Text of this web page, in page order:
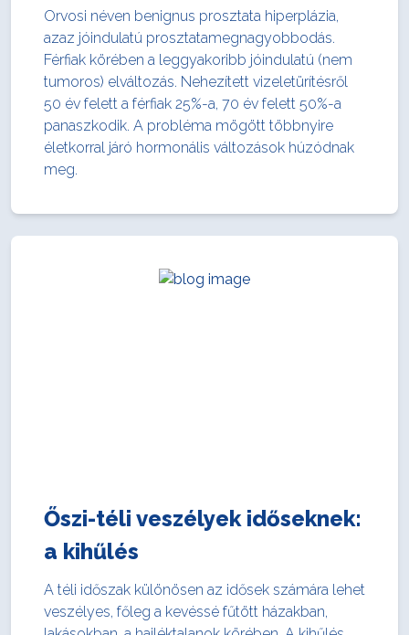
Orvosi néven benignus prosztata hiperplázia,
azaz jóindulatú prosztatamegnagyobbodás.
Férfiak körében a leggyakoribb jóindulatú (nem
tumoros) elváltozás. Nehezített vizeletürítésről
50 év felett a férfiak 25%-a, 70 év felett 50%-a
panaszkodik. A probléma mögött többnyire
életkorral járó hormonális változások húzódnak
meg.
Őszi-téli veszélyek időseknek:
a kihűlés
A téli időszak különösen az idősek számára lehet
veszélyes, főleg a kevéssé fűtött házakban,